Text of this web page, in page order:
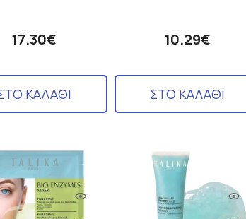
17.30€
ΚΑΛΑΘΙ
10.29€
ΣΤΟ ΚΑΛΑΘΙ